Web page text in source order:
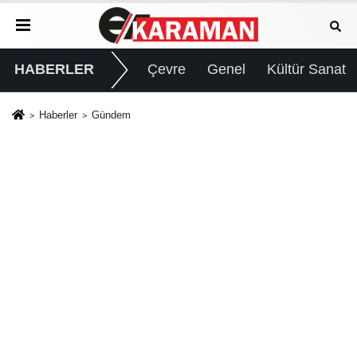
HABERLER Çevre Genel Kültür Sanat
Haberler Gündem